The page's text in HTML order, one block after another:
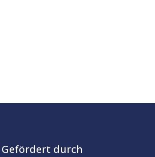
Gefördert durch